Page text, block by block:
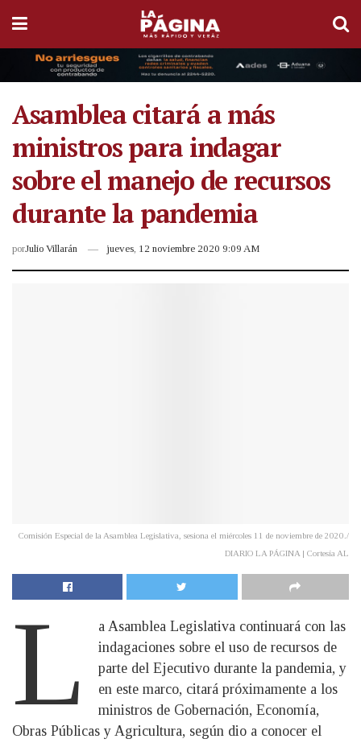
Asamblea citará a más
ministros para indagar
sobre el manejo de recursos
durante la pandemia
porJulio Villarán jueves, 12 noviembre 2020 9:09 AM
Comisión Especial de la Asamblea Legislativa, sesiona el miércoles 11 de noviembre de 2020./
DIARIO LA PÁGINA | Cortesía AL
L
a Asamblea Legislativa continuará con las
indagaciones sobre el uso de recursos de
parte del Ejecutivo durante la pandemia, y
en este marco, citará próximamente a los
ministros de Gobernación, Economía,
Obras Públicas y Agricultura, según dio a conocer el